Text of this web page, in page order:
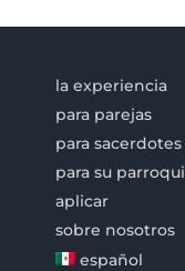
la experiencia
para parejas
para sacerdotes
para su
aplicar
sobre nosotros
español